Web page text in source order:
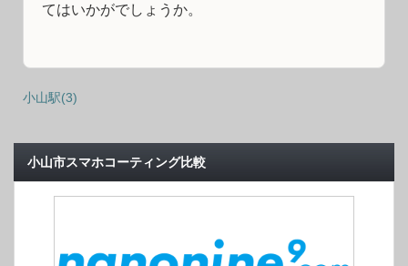
てはいかがでしょうか。
小山駅(3)
小山市スマホコーティング比較